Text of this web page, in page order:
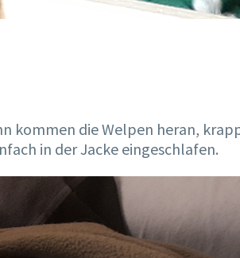
kommen die Welpen heran,
in der Jacke eingeschlafen.